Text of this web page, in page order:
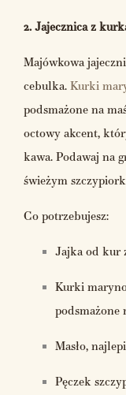
2. Jajecznica z
Majówkowa
cebulka. Kurki
podsmażone na
octowy akcent,
kawa. Podawaj na
świeżym
Co potrzebujesz:
Jajka od kur
Kurki
podsmażone
Masło,
Pęczek